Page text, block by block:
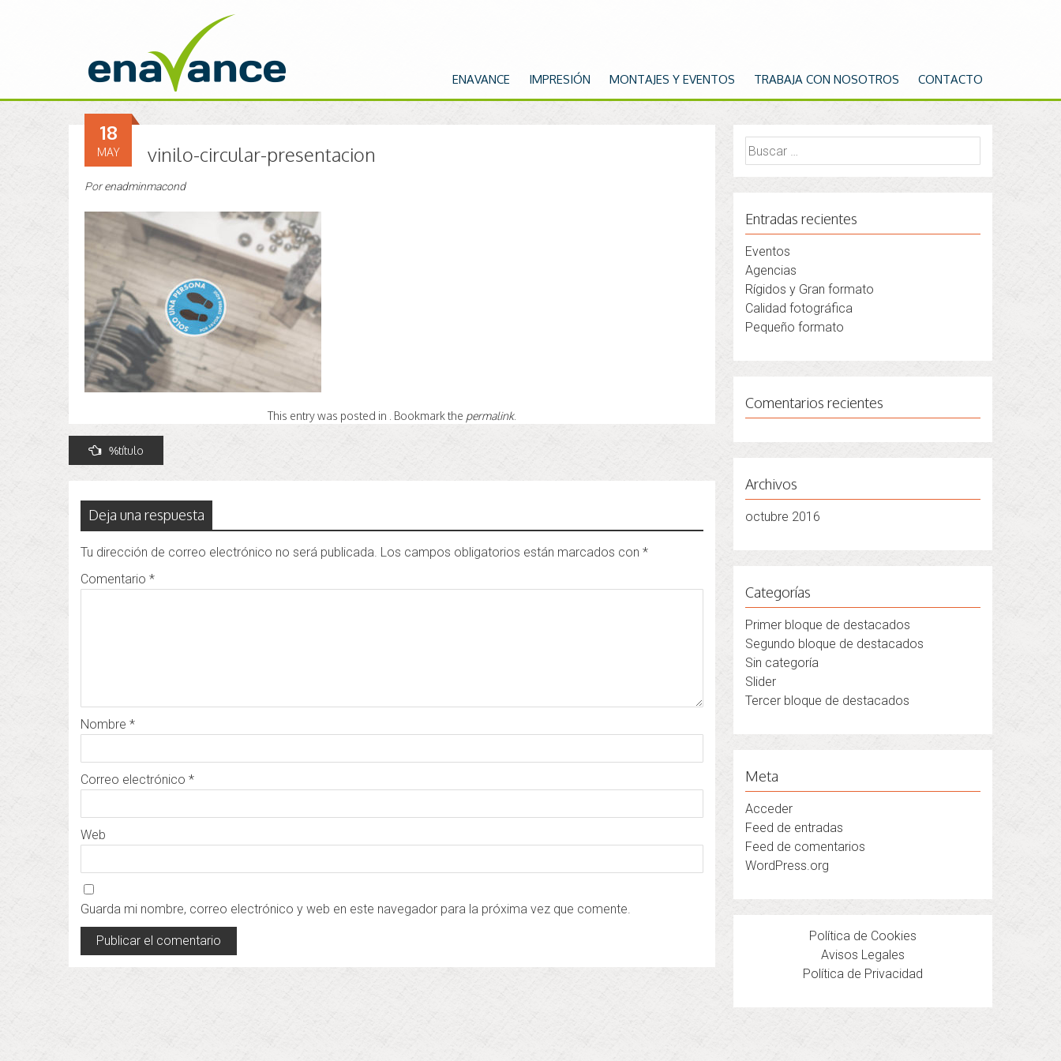
ENAVANCE IMPRESIÓN MONTAJES Y EVENTOS TRABAJA CON NOSOTROS CONTACTO
vinilo-circular-presentacion
18
MAY
Porenadminmacond
This entry was posted in . Bookmark the permalink.
Navegación
entradas
%título
Deja una respuesta
Tu dirección de correo electrónico no será publicada. Los campos obligatorios están marcados con *
Comentario *
Nombre *
Correo electrónico *
Web
Guarda mi nombre, correo electrónico y web en este navegador para la próxima vez que comente.
Buscar:
Entradas recientes
Eventos
Agencias
Rígidos y Gran formato
Calidad fotográfica
Pequeño formato
Comentarios recientes
Archivos
octubre 2016
Categorías
Primer bloque de destacados
Segundo bloque de destacados
Sin categoría
Slider
Tercer bloque de destacados
Meta
Acceder
Feed de entradas
Feed de comentarios
WordPress.org
Política de Cookies
Avisos Legales
Política de Privacidad